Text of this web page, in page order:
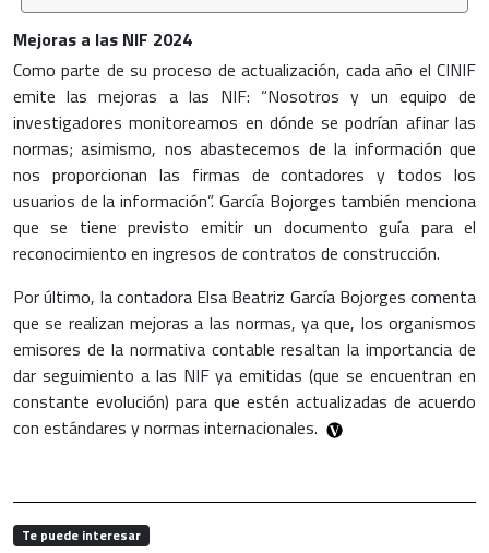
Mejoras a las NIF 2024
Como parte de su proceso de actualización, cada año el CINIF
emite las mejoras a las NIF: “Nosotros y un equipo de
investigadores monitoreamos en dónde se podrían afinar las
normas; asimismo, nos abastecemos de la información que
nos proporcionan las firmas de contadores y todos los
usuarios de la información”. García Bojorges también menciona
que se tiene previsto emitir un documento guía para el
reconocimiento en ingresos de contratos de construcción.
Por último, la contadora Elsa Beatriz García Bojorges comenta
que se realizan mejoras a las normas, ya que, los organismos
emisores de la normativa contable resaltan la importancia de
dar seguimiento a las NIF ya emitidas (que se encuentran en
constante evolución) para que estén actualizadas de acuerdo
con estándares y normas internacionales.
Te puede interesar